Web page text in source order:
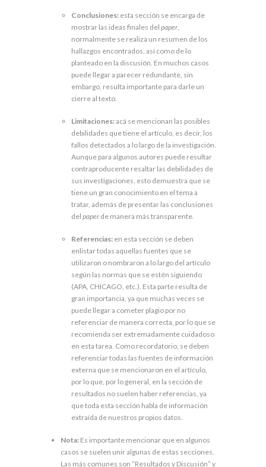
Conclusiones: esta sección se encarga de
mostrar las ideas finales del paper,
normalmente se realiza un resumen de los
hallazgos encontrados, así como de lo
planteado en la discusión. En muchos casos
puede llegar a parecer redundante, sin
embargo, resulta importante para darle un
cierre al texto.
Limitaciones:acá se mencionan las posibles
debilidades que tiene el artículo, es decir, los
fallos detectados a lo largo de la investigación.
Aunque para algunos autores puede resultar
contraproducente resaltar las debilidades de
sus investigaciones, esto demuestra que se
tiene un gran conocimiento en el tema a
tratar, además de presentar las conclusiones
del paperde manera más transparente.
Referencias: en esta sección se deben
enlistar todas aquellas fuentes que se
utilizaron o nombraron a lo largo del artículo
según las normas que se estén siguiendo
(APA, CHICAGO, etc.). Esta parte resulta de
gran importancia, ya que muchas veces se
puede llegar a cometer plagio por no
referenciar de manera correcta, por lo que se
recomienda ser extremadamente cuidadoso
en esta tarea. Como recordatorio, se deben
referenciar todas las fuentes de información
externa que se mencionaron en el artículo,
por lo que, por lo general, en la sección de
resultados no suelen haber referencias, ya
que toda esta sección habla de información
extraída de nuestros propios datos.
Nota: Es importante mencionar que en algunos
casos se suelen unir algunas de estas secciones.
Las más comunes son “Resultados y Discusión” y